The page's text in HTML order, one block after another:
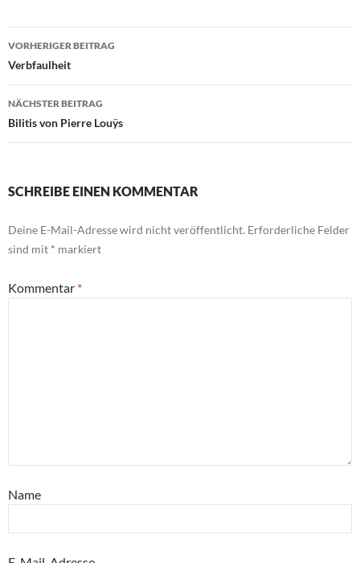
Beitragsnavigation
VORHERIGER BEITRAG
Verbfaulheit
NÄCHSTER BEITRAG
Bilitis von Pierre Louÿs
SCHREIBE EINEN KOMMENTAR
Deine E-Mail-Adresse wird nicht veröffentlicht. Erforderliche Felder
sind mit * markiert
Kommentar *
Name